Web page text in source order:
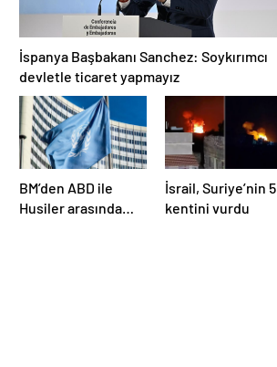
İspanya Başbakanı Sanchez: Soykırımcı
devletle ticaret yapmayız
BM’den ABD ile
Husiler arasında
İsrail, Suriye’nin 5
kentini vurdu